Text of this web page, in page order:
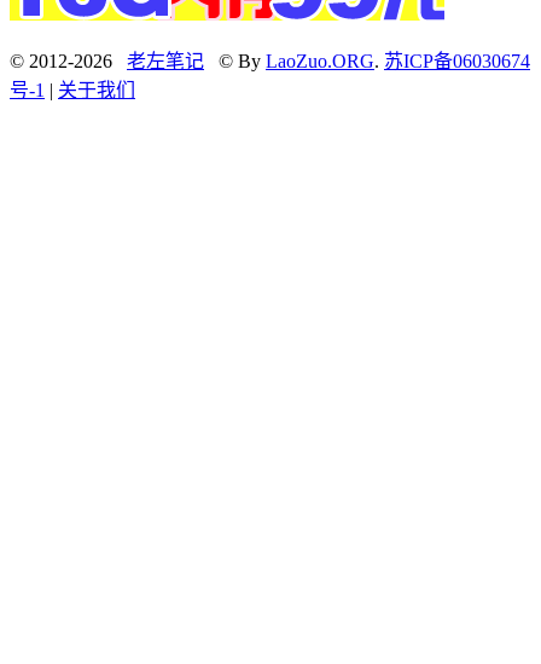
© 2012-2026 老左笔记 © By LaoZuo.ORG. 苏ICP备06030674
号-1 | 关于我们